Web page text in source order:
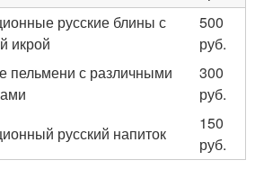
русские блины с
икрой
500
руб.
пельмени с различными
300
руб.
русский напиток
150
руб.